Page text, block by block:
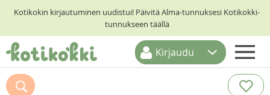
Kotikokin kirjautuminen uudistui! Päivitä Alma-tunnuksesi Kotikokki-
tunnukseen täällä
ETUSIVU
Kirjaudu
Suosittelemme myös